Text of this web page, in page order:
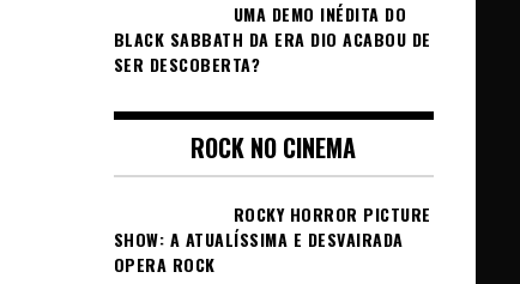
UMA DEMO INÉDITA DO
BLACK SABBATH DA ERA DIO ACABOU DE
SER DESCOBERTA?
ROCK NO CINEMA
ROCKY HORROR PICTURE
SHOW: A ATUALÍSSIMA E DESVAIRADA
OPERA ROCK